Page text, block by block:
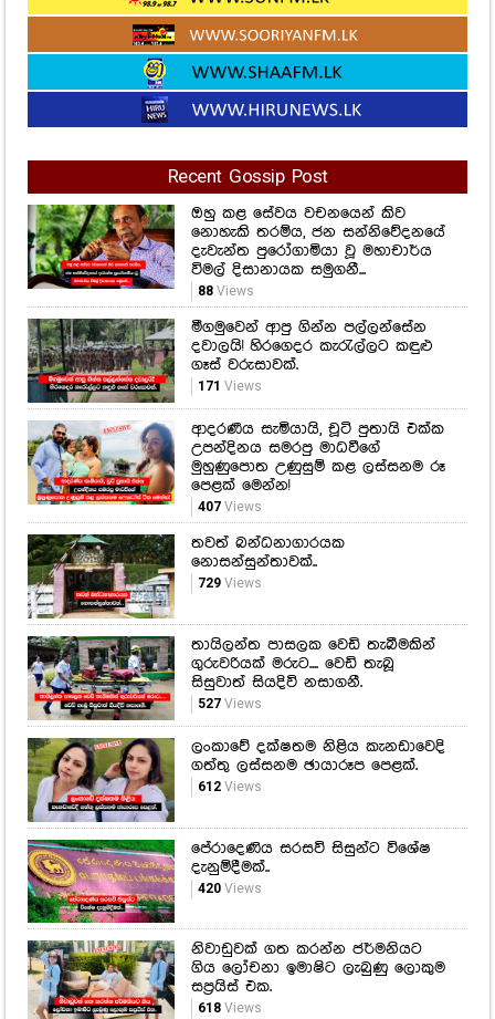
Recent Gossip Post
ඔහු කළ සේවය වචනයෙන් කිව
නොහැකි තරම්ය, ජන සන්නිවේදනයේ
දැවැන්ත පුරෝගාමියා වූ මහාචාර්ය
විමල් දිසානායක සමුගනී...
88Views
මීගමුවෙන් ආපු ගින්න පල්ලන්සේන
දවාලයි! හිරගෙදර කැරැල්ලට කඳුළු
ගෑස් වරුසාවක්.
171 Views
ආදරණීය සැමියායි, චූටි පුතායි එක්ක
උපන්දිනය සමරපු මාධවීගේ
මුහුණුපොත උණුසුම් කළ ලස්සනම රූ
පෙළක් මෙන්න!
407Views
තවත් බන්ධනාගාරයක
නොසන්සුන්තාවක්..
729Views
තායිලන්ත පාසලක වෙඩි තැබීමකින්
ගුරුවරියක් මරුට.... වෙඩි තැබූ
සිසුවාත් සියදිවි නසාගනී.
527Views
ලංකාවේ දක්ෂතම නිළිය කැනඩාවෙදි
ගත්තු ලස්සනම ඡායාරූප පෙළක්.
612Views
පේරාදෙණිය සරසවි සිසුන්ට විශේෂ
දැනුම්දීමක්..
420Views
නිවාඩුවක් ගත කරන්න ජර්මනියට
ගිය ලෝචනා ඉමාෂිට ලැබුණු ලොකුම
සප්‍රයිස් එක.
618Views